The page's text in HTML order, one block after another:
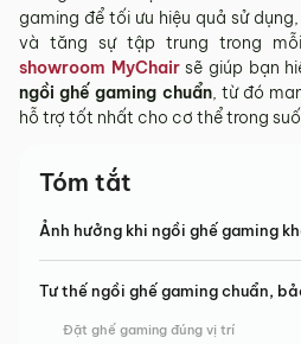
gaming để tối ưu hiệu quả sử
và tăng sự tập trung trong
showroom MyChairsẽ giúp bạn
ngồi ghế gaming chuẩn, từ đó
hỗ trợ tốt nhất cho cơ thể trong
Tóm tắt
Ảnh hưởng khi ngồi ghế gaming
Tư thế ngồi ghế gaming chuẩn,
Đặt ghế gaming đúng vị trí